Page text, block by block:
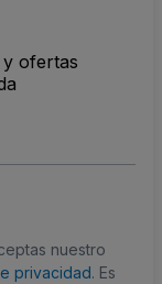
y ofertas
nuestro
privacidad. Es